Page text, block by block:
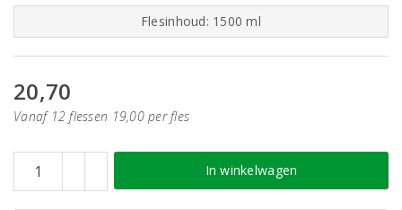
Flesinhoud: 1500 ml
20,70
Vanaf 12 flessen 19,00 per fles
In winkelwagen